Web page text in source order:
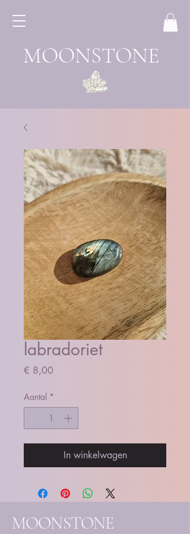
MOONSTONE
labradoriet
€ 8,00
Aantal *
In winkelwagen
MOONSTONE